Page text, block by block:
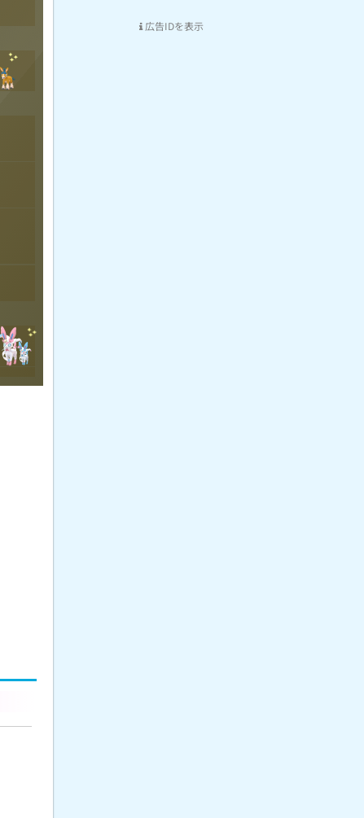
広告IDを表示